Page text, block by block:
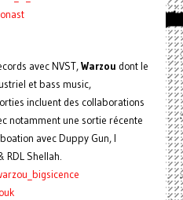
avec NVST,Warzou dont le
et bass music,
incluent des collaborations
notamment une sortie récente
avec Duppy Gun, I
RDL Shellah.